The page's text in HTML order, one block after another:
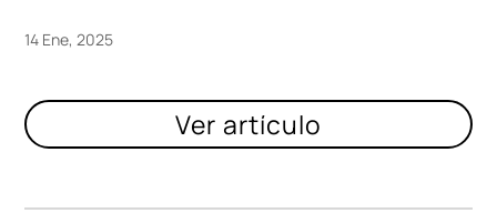
14 Ene, 2025